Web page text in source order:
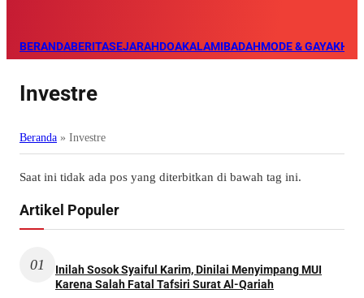
BERANDABERITASEJARAHDOAKALAMIBADAHMODE & GAYA
Investre
Beranda » Investre
Saat ini tidak ada pos yang diterbitkan di bawah tag ini.
Artikel Populer
01
Inilah Sosok Syaiful Karim, Dinilai Menyimpang MUI
Karena Salah Fatal Tafsiri Surat Al-Qariah